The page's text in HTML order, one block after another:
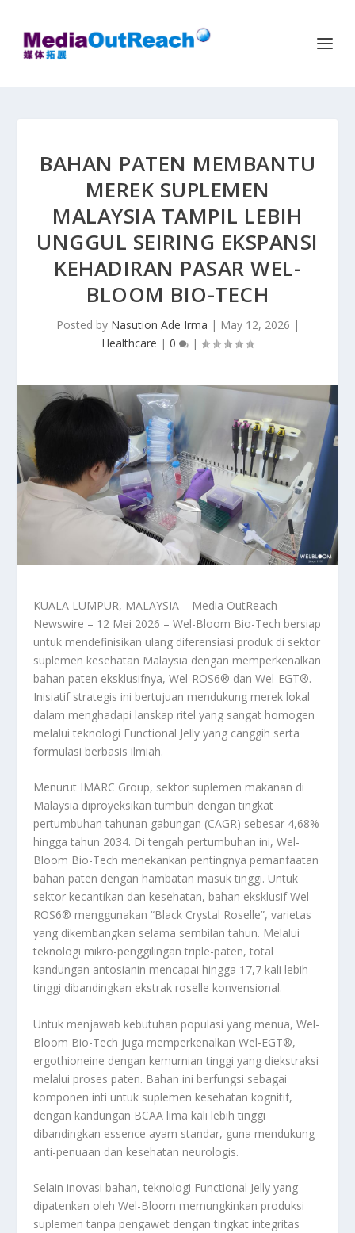
BAHAN PATEN MEMBANTU
MEREK SUPLEMEN
MALAYSIA TAMPIL LEBIH
UNGGUL SEIRING EKSPANSI
KEHADIRAN PASAR WEL-
BLOOM BIO-TECH
Posted by Nasution Ade Irma | May 12, 2026 |
Healthcare | 0 |
KUALA LUMPUR, MALAYSIA – Media OutReach
Newswire – 12 Mei 2026 – Wel-Bloom Bio-Tech bersiap
untuk mendefinisikan ulang diferensiasi produk di sektor
suplemen kesehatan Malaysia dengan memperkenalkan
bahan paten eksklusifnya, Wel-ROS6® dan Wel-EGT®.
Inisiatif strategis ini bertujuan mendukung merek lokal
dalam menghadapi lanskap ritel yang sangat homogen
melalui teknologi Functional Jelly yang canggih serta
formulasi berbasis ilmiah.
Menurut IMARC Group, sektor suplemen makanan di
Malaysia diproyeksikan tumbuh dengan tingkat
pertumbuhan tahunan gabungan (CAGR) sebesar 4,68%
hingga tahun 2034. Di tengah pertumbuhan ini, Wel-
Bloom Bio-Tech menekankan pentingnya pemanfaatan
bahan paten dengan hambatan masuk tinggi. Untuk
sektor kecantikan dan kesehatan, bahan eksklusif Wel-
ROS6® menggunakan “Black Crystal Roselle”, varietas
yang dikembangkan selama sembilan tahun. Melalui
teknologi mikro-penggilingan triple-paten, total
kandungan antosianin mencapai hingga 17,7 kali lebih
tinggi dibandingkan ekstrak roselle konvensional.
Untuk menjawab kebutuhan populasi yang menua, Wel-
Bloom Bio-Tech juga memperkenalkan Wel-EGT®,
ergothioneine dengan kemurnian tinggi yang diekstraksi
melalui proses paten. Bahan ini berfungsi sebagai
komponen inti untuk suplemen kesehatan kognitif,
dengan kandungan BCAA lima kali lebih tinggi
dibandingkan essence ayam standar, guna mendukung
anti-penuaan dan kesehatan neurologis.
Selain inovasi bahan, teknologi Functional Jelly yang
dipatenkan oleh Wel-Bloom memungkinkan produksi
suplemen tanpa pengawet dengan tingkat integritas